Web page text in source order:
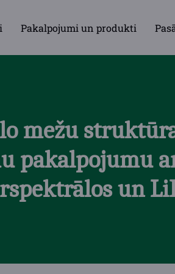
Pakalpojumi un produkti
mežu
pakalpojumu
un